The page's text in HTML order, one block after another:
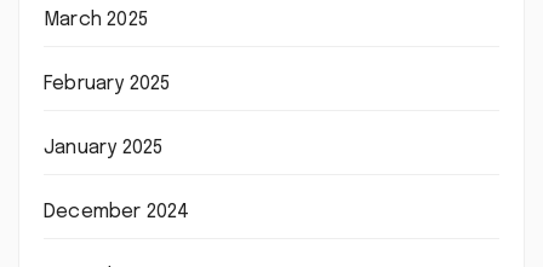
March 2025
February 2025
January 2025
December 2024